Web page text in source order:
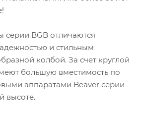
серии BGB отличаются
и стильным
колбой. За счет круглой
большую вместимость по
аппаратами Beaver серии
высоте.